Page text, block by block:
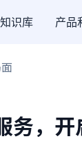
识库 产品
务，